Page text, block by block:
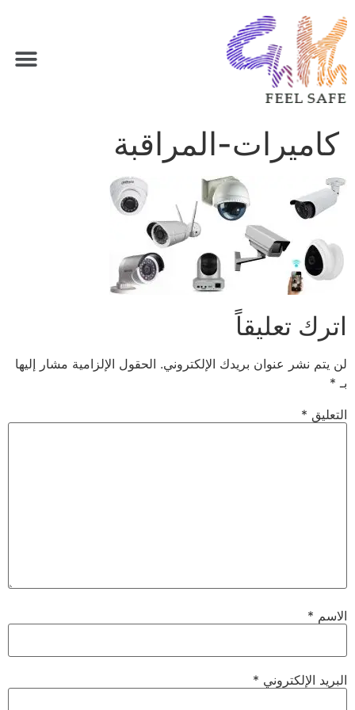
كاميرات-المراقبة
اترك تعليقاً
لن يتم نشر عنوان بريدك الإلكتروني. الحقول الإلزامية مشار إليها
بـ *
التعليق *
الاسم *
البريد الإلكتروني *